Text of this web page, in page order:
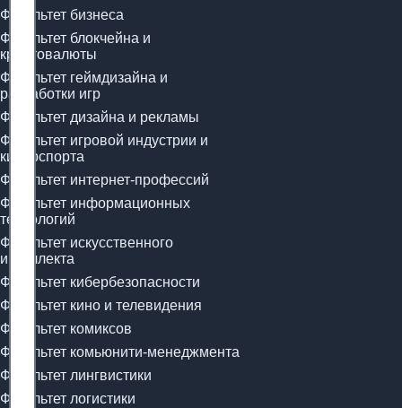
Факультет бизнеса
Факультет блокчейна и
криптовалюты
Факультет геймдизайна и
разработки игр
Факультет дизайна и рекламы
Факультет игровой индустрии и
киберспорта
Факультет интернет-профессий
Факультет информационных
технологий
Факультет искусственного
интеллекта
Факультет кибербезопасности
Факультет кино и телевидения
Факультет комиксов
Факультет комьюнити-менеджмента
Факультет лингвистики
Факультет логистики